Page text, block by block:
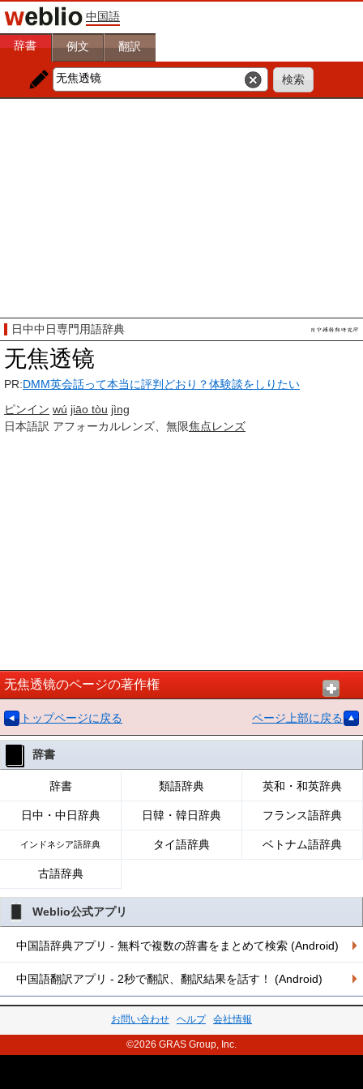
中国語
辞書 例文 翻訳
日中中日専門用語辞典
无焦透镜
PR:DMM英会話って本当に評判どおり？体験談をしりたい
ピンイン wú jiāo tòu jìng
日本語訳 アフォーカルレンズ、無限焦点レンズ
无焦透镜のページの著作権
トップページに戻る ページ上部に戻る
辞書
辞書 類語辞典 英和・和英辞典
日中・中日辞典 日韓・韓日辞典 フランス語辞典
インドネシア語辞典 タイ語辞典 ベトナム語辞典
古語辞典
Weblio公式アプリ
中国語辞典アプリ - 無料で複数の辞書をまとめて検索 (Android)
中国語翻訳アプリ - 2秒で翻訳、翻訳結果を話す！ (Android)
お問い合わせ ヘルプ 会社情報
©2026 GRAS Group, Inc.